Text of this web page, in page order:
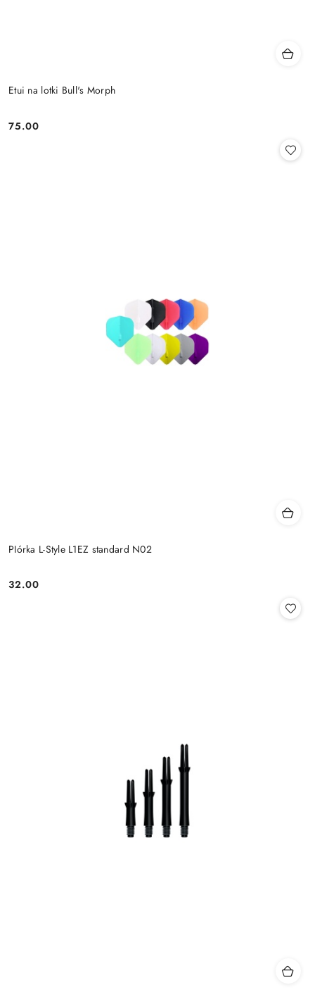
Etui na lotki Bull's Morph
Cena:
75.00
PIórka L-Style L1EZ standard N02
Cena:
32.00